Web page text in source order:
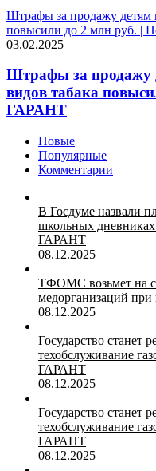
Штрафы за продажу детям
повысили до 2 млн руб. |
03.02.2025
Штрафы за продажу
видов табака
ГАРАНТ
Новые
Популярные
Комментарии
В Госдуме назвали
школьных
ГАРАНТ
08.12.2025
ТФОМС возьмет на
медорганизаций
08.12.2025
Государство станет
техобслуживание
ГАРАНТ
08.12.2025
Государство станет
техобслуживание
ГАРАНТ
08.12.2025